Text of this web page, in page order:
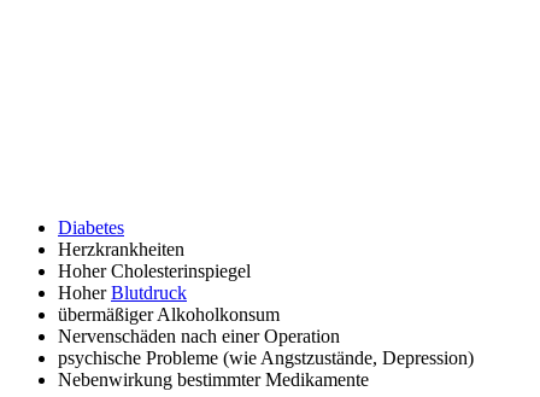
Diabetes
Herzkrankheiten
Hoher Cholesterinspiegel
HoherBlutdruck
übermäßiger Alkoholkonsum
Nervenschäden nach einer Operation
psychische Probleme (wie Angstzustände, Depression)
Nebenwirkung bestimmter Medikamente